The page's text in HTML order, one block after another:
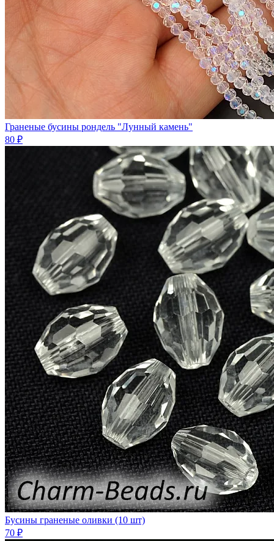
Граненые бусины рондель "Лунный камень"
80 ₽
Бусины граненые оливки (10 шт)
70 ₽